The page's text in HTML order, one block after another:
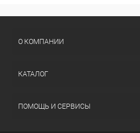
О КОМПАНИИ
КАТАЛОГ
ПОМОЩЬ И СЕРВИСЫ